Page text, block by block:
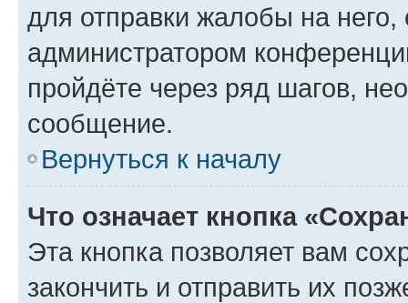
для отправки жалобы на
администратором
пройдёте через ряд шагов,
сообщение.
Вернуться к началу
Что означает кнопка
Эта кнопка позволяет вам
закончить и отправить их